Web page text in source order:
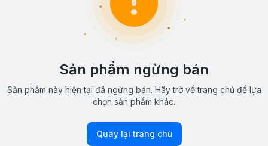
Sản phẩm ngừng bán
Sản phẩm này hiện tại đã ngừng bán. Hãy trở về trang chủ để lựa
chọn sản phẩm khác.
Quay lại trang chủ